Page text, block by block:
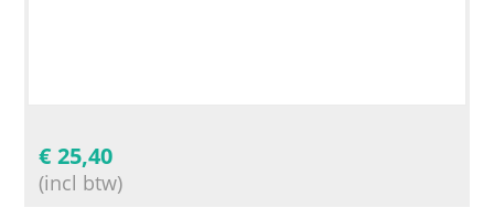
€ 25,40
(incl btw)